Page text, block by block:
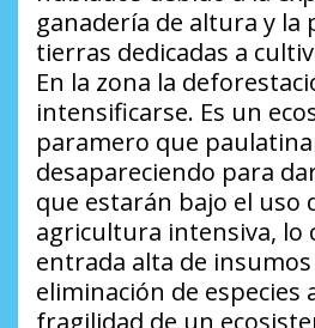
ganadería de altura y la
tierras dedicadas a
En la zona la
intensificarse. Es un
paramero que
desapareciendo para
que estarán bajo el uso
agricultura intensiva, lo
entrada alta de
eliminación de especies